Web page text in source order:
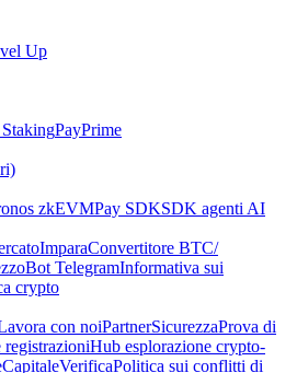
Up
PayPrime
zkEVMPay SDKSDK agenti AI
ImparaConvertitore BTC/
Bot TelegramInformativa sui
crypto
con noiPartnerSicurezzaProva di
registrazioniHub esplorazione crypto-
CapitaleVerificaPolitica sui conflitti di